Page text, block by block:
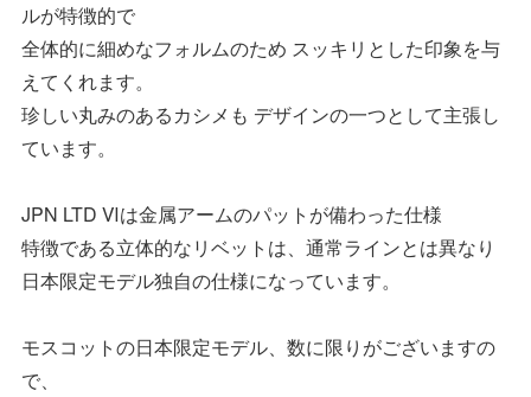
ルが特徴的で
全体的に細めなフォルムのため スッキリとした印象を与
えてくれます。
珍しい丸みのあるカシメも デザインの一つとして主張し
ています。
JPN LTD Ⅵは金属アームのパットが備わった仕様
特徴である立体的なリベットは、通常ラインとは異なり
日本限定モデル独自の仕様になっています。
モスコットの日本限定モデル、数に限りがございますの
で、